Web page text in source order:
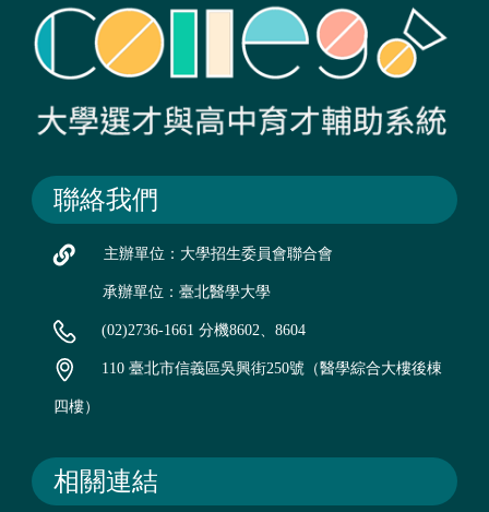
聯絡我們
主辦單位：大學招生委員會聯合會
承辦單位：臺北醫學大學
(02)2736-1661 分機8602、8604
110 臺北市信義區吳興街250號（醫學綜合大樓後棟
四樓）
相關連結